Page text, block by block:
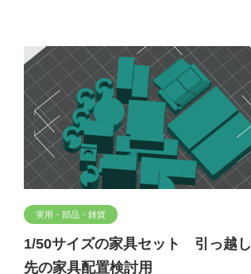
実用・部品・雑貨
1/50サイズの家具セット 引っ越し
先の家具配置検討用